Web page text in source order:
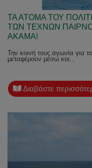
ΤΑ ΑΤΟΜΑ ΤΟΥ
ΤΩΝ ΤΕΧΝΩΝ
ΑΚΑΜΑ!
Την κοινή τους αγωνία για
μεταφέρουν μέσω κοι...
Διαβάστε